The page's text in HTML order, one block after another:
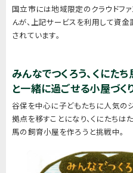
国立市には地域限定のクラウドフ
んが、上記サービスを利用して資
されています。
みんなでつくろう、くにた
と一緒に過ごせる小屋づく
谷保を中心に子どもたちに人気の
拠点を移すことになり、くにたち
馬の飼育小屋を作ろうと挑戦中。